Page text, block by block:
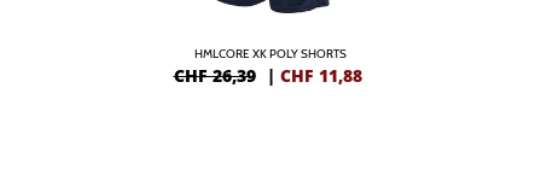
HMLCORE XK POLY SHORTS
CHF 26,39 | CHF 11,88